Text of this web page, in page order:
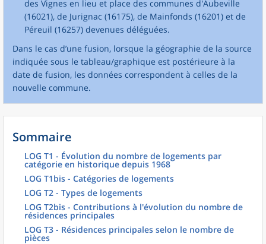
des Vignes en lieu et place des communes d'Aubeville
(16021), de Jurignac (16175), de Mainfonds (16201) et de
Péreuil (16257) devenues déléguées.
Dans le cas d’une fusion, lorsque la géographie de la source
indiquée sous le tableau/graphique est postérieure à la
date de fusion, les données correspondent à celles de la
nouvelle commune.
Sommaire
LOG T1 - Évolution du nombre de logements par
catégorie en historique depuis 1968
LOG T1bis - Catégories de logements
LOG T2 - Types de logements
LOG T2bis - Contributions à l'évolution du nombre de
résidences principales
LOG T3 - Résidences principales selon le nombre de
pièces